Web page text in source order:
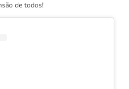
de todos!